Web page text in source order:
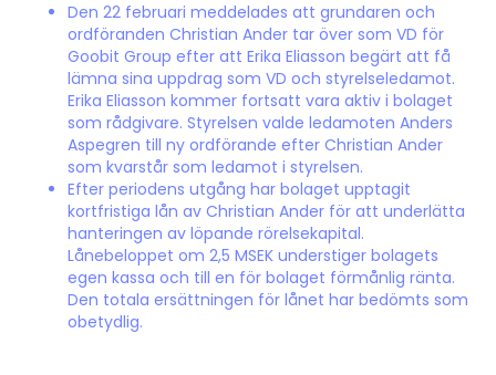
Den 22 februari meddelades att grundaren och
ordföranden Christian Ander tar över som VD för
Goobit Group efter att Erika Eliasson begärt att få
lämna sina uppdrag som VD och styrelseledamot.
Erika Eliasson kommer fortsatt vara aktiv i bolaget
som rådgivare. Styrelsen valde ledamoten Anders
Aspegren till ny ordförande efter Christian Ander
som kvarstår som ledamot i styrelsen.
Efter periodens utgång har bolaget upptagit
kortfristiga lån av Christian Ander för att underlätta
hanteringen av löpande rörelsekapital.
Lånebeloppet om 2,5 MSEK understiger bolagets
egen kassa och till en för bolaget förmånlig ränta.
Den totala ersättningen för lånet har bedömts som
obetydlig.